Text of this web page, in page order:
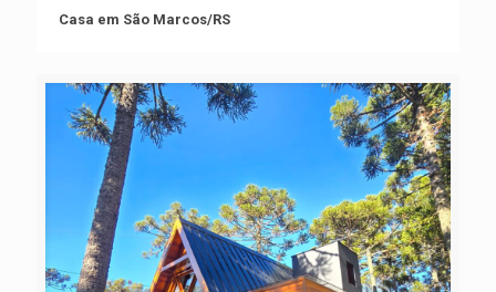
Casa em São Marcos/RS
Casa em São Marcos/RS